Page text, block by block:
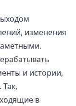
изменения
и истории,
в